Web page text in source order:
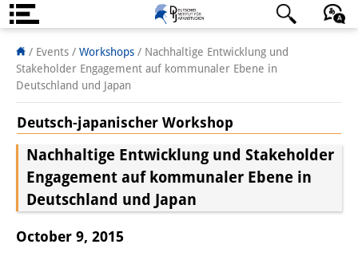
About us
Institute
Team
Directorate
Research Team
Publications &
Science Communication
日本語 English Deutsch
/ Events / Workshops / Nachhaltige Entwicklung und
Stakeholder Engagement auf kommunaler Ebene in
Deutschland und Japan
Deutsch-japanischer Workshop
Nachhaltige Entwicklung und Stakeholder
Engagement auf kommunaler Ebene in
Deutschland und Japan
October 9, 2015